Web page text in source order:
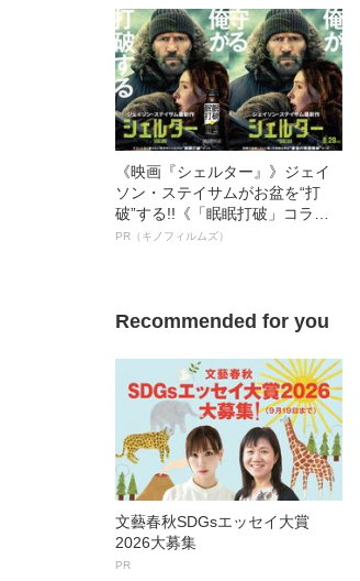
《映画『シェルター』》ジェイ
ソン・ステイサムがお盆を“打
破”する!!《「眠眠打破」コラ
ボ》
PR（キノフィルムズ）
Recommended for you
文藝春秋SDGsエッセイ大賞
2026大募集
PR